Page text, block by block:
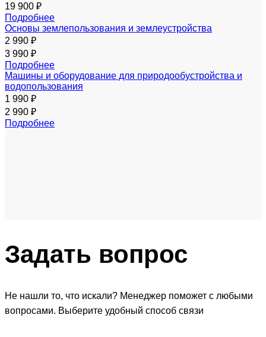
19 900 ₽
Подробнее
Основы землепользования и землеустройства
2 990 ₽
3 990 ₽
Подробнее
Машины и оборудование для природообустройства и
водопользования
1 990 ₽
2 990 ₽
Подробнее
Задать вопрос
Не нашли то, что искали? Менеджер поможет с любыми
вопросами. Выберите удобный способ связи